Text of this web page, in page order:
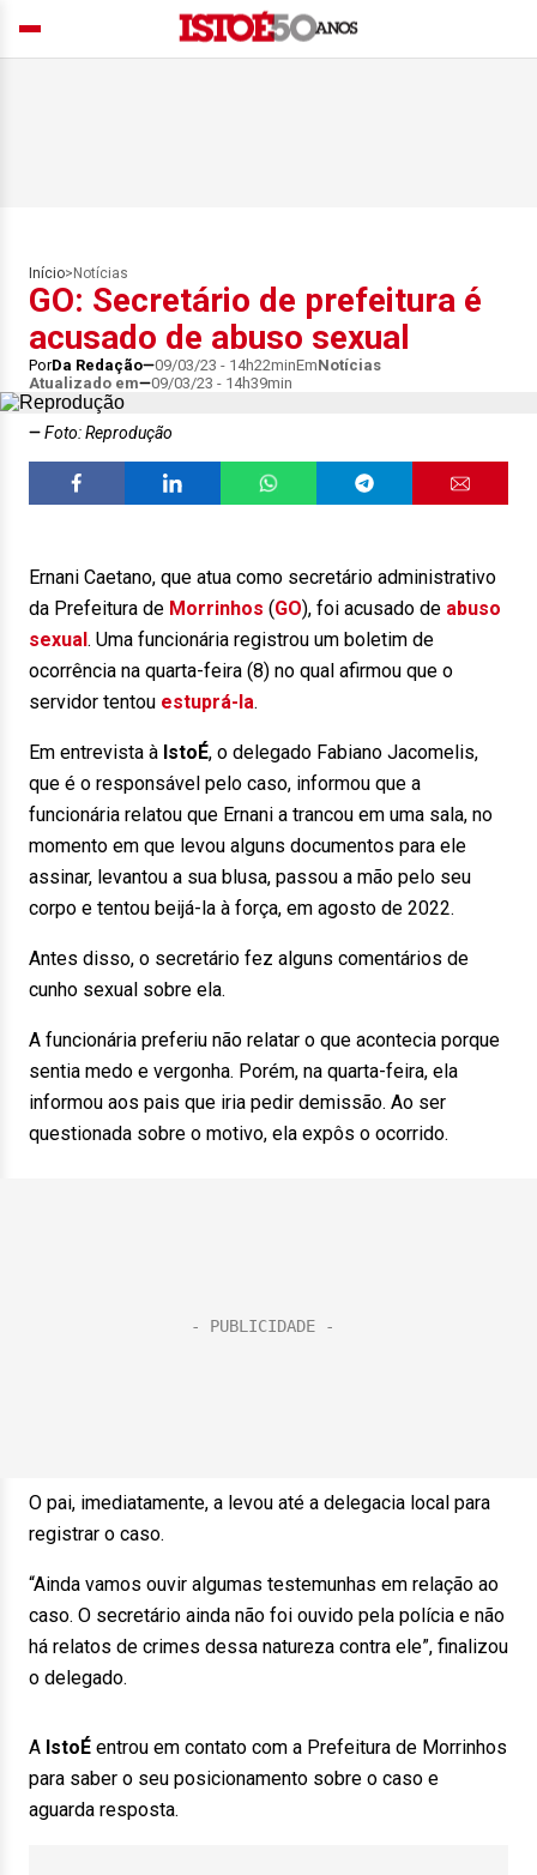
Início> Notícias
GO: Secretário de prefeitura é
acusado de abuso sexual
PorDa Redação 09/03/23 - 14h22minEmNotícias
Atualizado em
09/03/23 - 14h39min
Foto: Reprodução
Ernani Caetano, que atua como secretário administrativo
da Prefeitura de Morrinhos (GO), foi acusado de abuso
sexual. Uma funcionária registrou um boletim de
ocorrência na quarta-feira (8) no qual afirmou que o
servidor tentou estuprá-la.
Em entrevista à IstoÉ, o delegado Fabiano Jacomelis,
que é o responsável pelo caso, informou que a
funcionária relatou que Ernani a trancou em uma sala, no
momento em que levou alguns documentos para ele
assinar, levantou a sua blusa, passou a mão pelo seu
corpo e tentou beijá-la à força, em agosto de 2022.
Antes disso, o secretário fez alguns comentários de
cunho sexual sobre ela.
A funcionária preferiu não relatar o que acontecia porque
sentia medo e vergonha. Porém, na quarta-feira, ela
informou aos pais que iria pedir demissão. Ao ser
questionada sobre o motivo, ela expôs o ocorrido.
O pai, imediatamente, a levou até a delegacia local para
registrar o caso.
“Ainda vamos ouvir algumas testemunhas em relação ao
caso. O secretário ainda não foi ouvido pela polícia e não
há relatos de crimes dessa natureza contra ele”, finalizou
o delegado.
A IstoÉ entrou em contato com a Prefeitura de Morrinhos
para saber o seu posicionamento sobre o caso e
aguarda resposta.